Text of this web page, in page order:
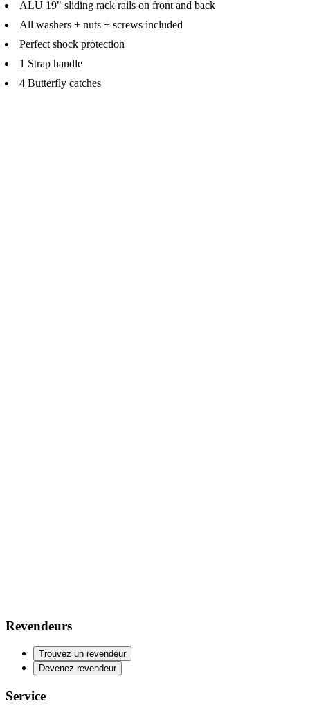
ALU 19" sliding rack rails on front and back
All washers + nuts + screws included
Perfect shock protection
1 Strap handle
4 Butterfly catches
Revendeurs
Trouvez un revendeur
Devenez revendeur
Service